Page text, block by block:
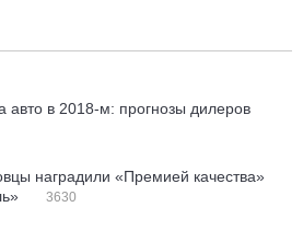
авто в 2018-м: прогнозы дилеров
наградили «Премией качества»
3630